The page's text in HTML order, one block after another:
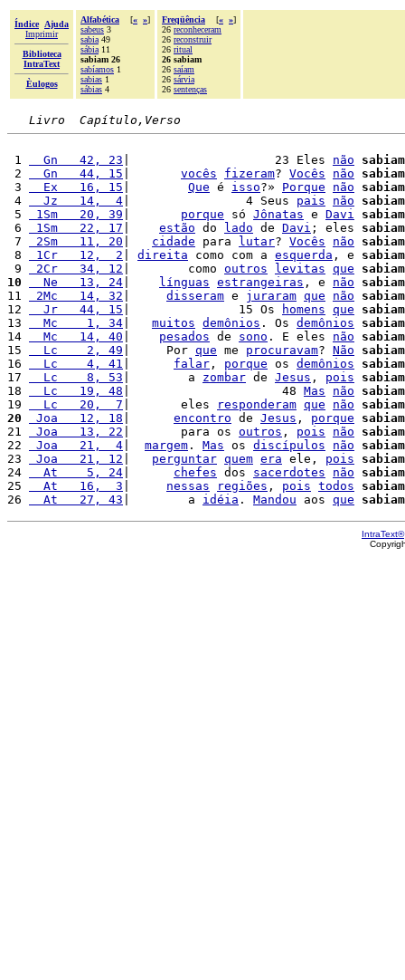
Índice
Ajuda
Imprimir
Biblioteca
IntraText
Èulogos
Alfabética [« »]
sabeus 3
sabia 49
sábia 11
sabiam 26
sabíamos 1
sabias 1
sábias 4
Freqüência [« »]
26 reconheceram
26 reconstruir
26 ritual
26 sabiam
26 saíam
26 sárvia
26 sentenças
Livro  Capítulo,Verso
1
  Gn   42, 23
|                    23 Eles não
sabiam
2
  Gn   44, 15
vocês fizeram? Vocês não
sabiam
3
  Ex   16, 15
Que é isso?» Porque não
sabiam
4
  Jz   14,  4
|                4 Seus pais não
sabiam
5
1Sm   20, 39 porque só Jônatas e Davi
sabiam
6
1Sm   22, 17 estão do lado de Davi ; eles sabiam
7
2Sm   11, 20 cidade para lutar? Vocês não
sabiam
8
1Cr   12,  2 direita como com a esquerda , e sabiam
9
2Cr   34, 12 |        como outros levitas que
sabiam
10
  Ne   13, 24
línguas estrangeiras , e não
sabiam
11
2Mc   14, 32 disseram e juraram que não
sabiam
12
  Jr   44, 15
|               15 Os homens que
sabiam
13
  Mc    1, 34
muitos demônios . Os demônios
sabiam
14
  Mc   14, 40
pesados de sono . E eles não
sabiam
15
  Lc    2, 49
|     Por que me procuravam? Não
sabiam
16
  Lc    4, 41
falar , porque os demônios
sabiam
17
  Lc    8, 53
|        a zombar de Jesus , pois
sabiam
18
  Lc   19, 48
|                     48 Mas não
sabiam
19
  Lc   20,  7
|       eles responderam que não
sabiam
20
Joa   12, 18 encontro de Jesus , porque
sabiam
21
Joa   13, 22 |       para os outros , pois não
sabiam
22
Joa   21,  4 margem . Mas os discípulos não
sabiam
23
Joa   21, 12 perguntar quem era ele, pois
sabiam
24
  At    5, 24
chefes dos sacerdotes não
sabiam
25
  At   16,  3
nessas regiões , pois todos
sabiam
26
  At   27, 43
|        a idéia . Mandou aos que sabiam
IntraText®